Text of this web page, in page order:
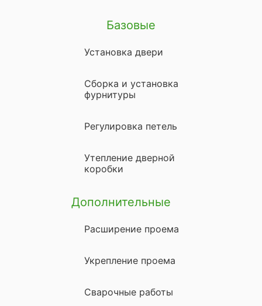
Базовые
Установка двери
Сборка и установка
фурнитуры
Регулировка петель
Утепление дверной
коробки
Дополнительные
Расширение проема
Укрепление проема
Сварочные работы